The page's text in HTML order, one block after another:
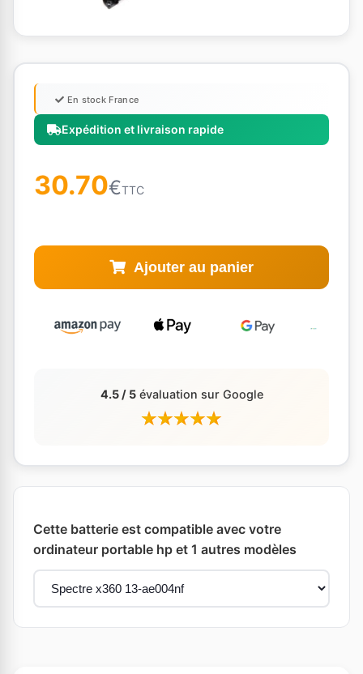
Expédition et livraison rapide
En stock France
30.70€TTC
Ajouter au panier
4.5 / 5évaluation sur Google
Cette batterie est compatible avec votre
ordinateur portable hp et 1 autres modèles